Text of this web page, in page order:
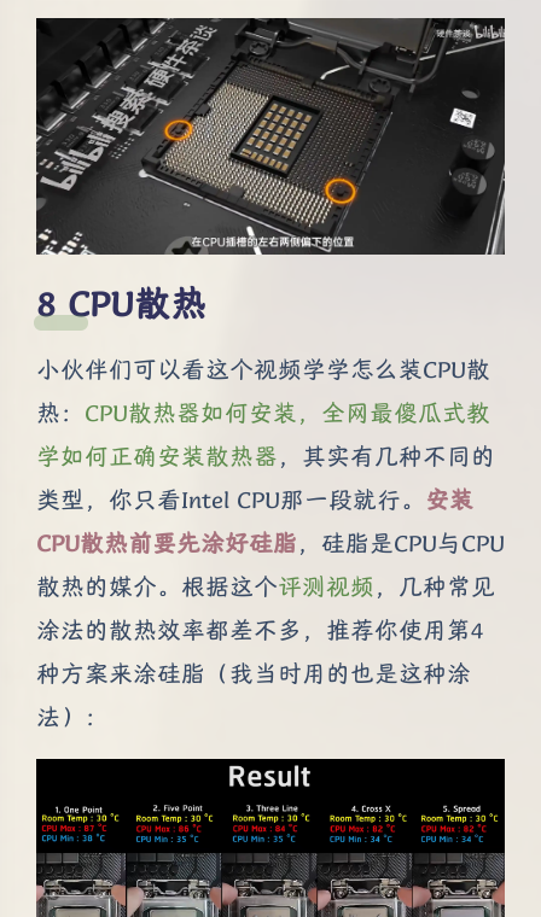
CPU散热
小伙伴们可以看这个视频学学怎么装CPU散
热： CPU散热器如何安装，全网最傻瓜式教
学如何正确安装散热器，其实有几种不同的
类型，你只看Intel CPU那一段就行。 安装
CPU散热前要先涂好硅脂，硅脂是CPU与CPU
散热的媒介。根据这个评测视频 ，几种常见
涂法的散热效率都差不多，推荐你使用第4
种方案来涂硅脂（我当时用的也是这种涂
法）：